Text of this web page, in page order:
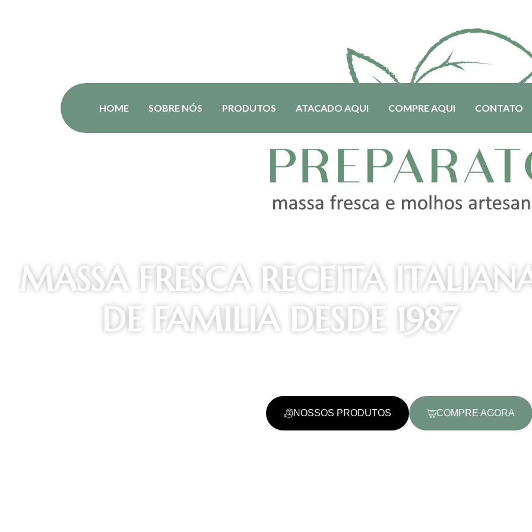
Telefone/WhatsApp:
HOME SOBRE NÓS PRODUTOS ATACADO AQUI COMPRE AQUI CONTATO
MASSA FRESCA RECEITA
DE FAMILIA DESDE 1987
NOSSOS PRODUTOS COMPRE AGORA